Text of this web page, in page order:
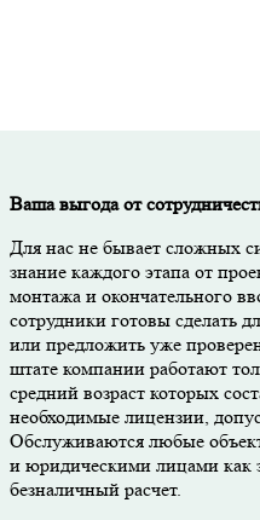
Ваша выгода от
Для нас не бывает сложных
знание каждого этапа от
монтажа и окончательного
сотрудники готовы сделать
или предложить уже
штате компании работают
средний возраст которых
необходимые лицензии,
Обслуживаются любые
и юридическими лицами как
безналичный расчет.